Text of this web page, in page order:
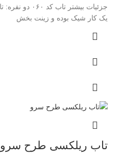
يک کار شيک بوده و زينت بخش
تاب ریلکسی طرح سرو